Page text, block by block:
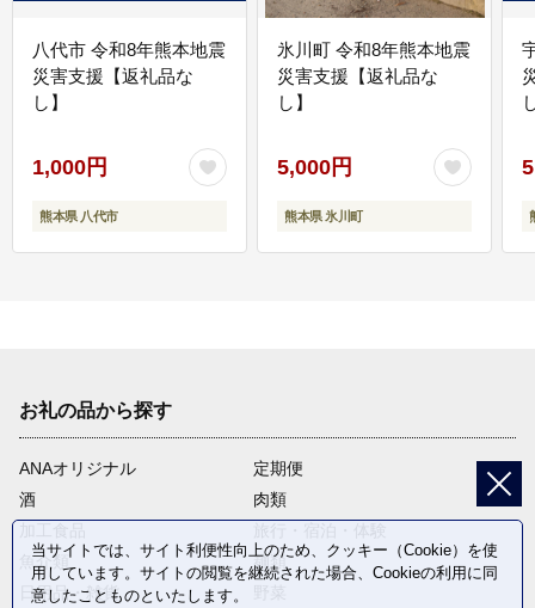
八代市 令和8年熊本地震
災害支援【返礼品な
し】
1,000円
熊本県 八代市
氷川町 令和8年熊本地震
災害支援【返礼品な
し】
5,000円
熊本県 氷川町
お礼の品から探す
ANAオリジナル
定期便
酒
肉類
魚介類
麺類
日用品・雑貨
当サイトでは、サイト利便性向上のため、クッキー（Cookie）を使
用しています。サイトの閲覧を継続された場合、Cookieの利用に同
意したことものといたします。